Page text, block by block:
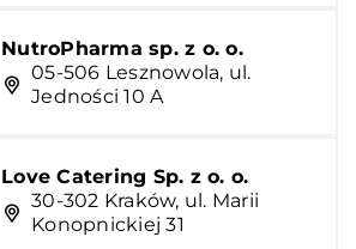
NutroPharma sp. z o. o.
05-506 Lesznowola, ul.
Jedności 10 A
Love Catering Sp. z o. o.
30-302 Kraków, ul. Marii
Konopnickiej 31